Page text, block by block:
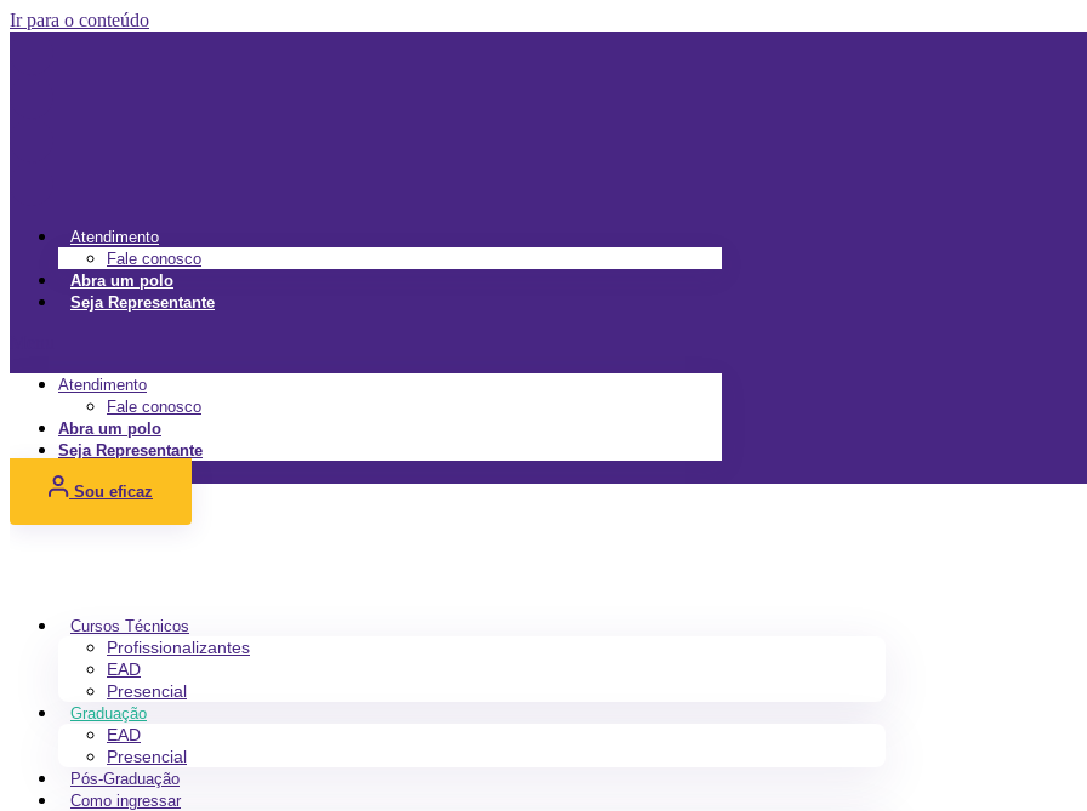
Ir para o conteúdo
Atendimento
Fale conosco
Abra um polo
Seja Representante
Atendimento
Fale conosco
Abra um polo
Seja Representante
Sou eficaz
Cursos Técnicos
Profissionalizantes
EAD
Presencial
Graduação
EAD
Presencial
Pós-Graduação
Como ingressar